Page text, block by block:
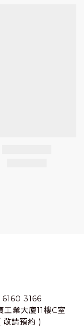
3166
業大廈11樓C室
敬請預約 )